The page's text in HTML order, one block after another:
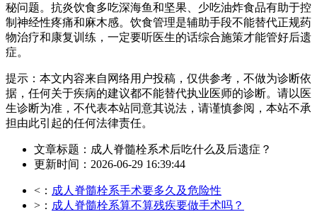
秘问题。抗炎饮食多吃深海鱼和坚果、少吃油炸食品有助于控
制神经性疼痛和麻木感。饮食管理是辅助手段不能替代正规药
物治疗和康复训练，一定要听医生的话综合施策才能管好后遗
症。
提示：本文内容来自网络用户投稿，仅供参考，不做为诊断依
据，任何关于疾病的建议都不能替代执业医师的诊断。请以医
生诊断为准，不代表本站同意其说法，请谨慎参阅，本站不承
担由此引起的任何法律责任。
文章标题：成人脊髓栓系术后吃什么及后遗症？
更新时间：2026-06-29 16:39:44
<： 成人脊髓栓系手术要多久及危险性
>： 成人脊髓栓系算不算残疾要做手术吗？